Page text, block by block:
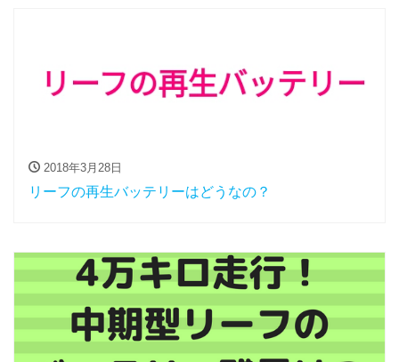
2018年3月28日
リーフの再生バッテリーはどうなの？